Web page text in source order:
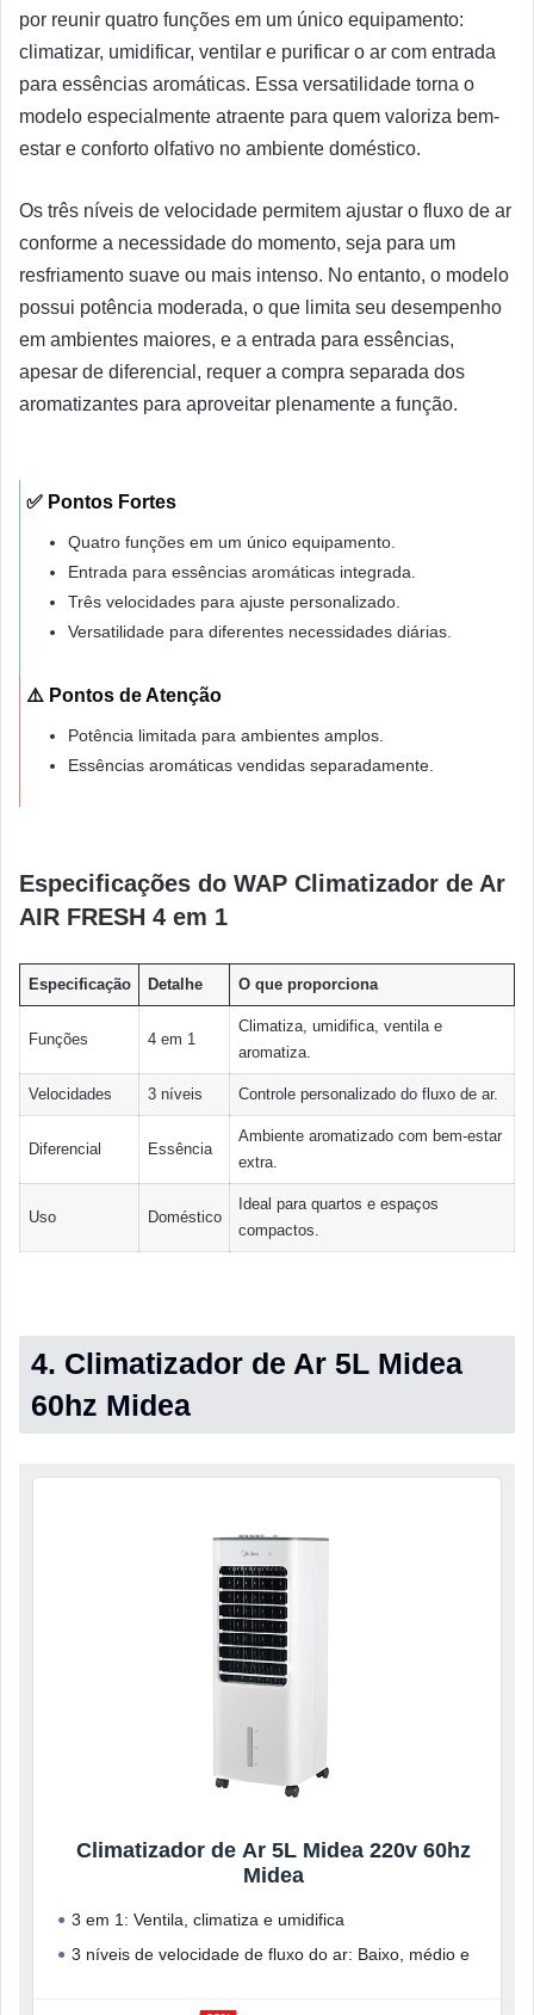
por reunir quatro funções em um único equipamento:
climatizar, umidificar, ventilar e purificar o ar com entrada
para essências aromáticas. Essa versatilidade torna o
modelo especialmente atraente para quem valoriza bem-
estar e conforto olfativo no ambiente doméstico.
Os três níveis de velocidade permitem ajustar o fluxo de ar
conforme a necessidade do momento, seja para um
resfriamento suave ou mais intenso. No entanto, o modelo
possui potência moderada, o que limita seu desempenho
em ambientes maiores, e a entrada para essências,
apesar de diferencial, requer a compra separada dos
aromatizantes para aproveitar plenamente a função.
✅ Pontos Fortes
Quatro funções em um único equipamento.
Entrada para essências aromáticas integrada.
Três velocidades para ajuste personalizado.
Versatilidade para diferentes necessidades diárias.
⚠️ Pontos de Atenção
Potência limitada para ambientes amplos.
Essências aromáticas vendidas separadamente.
Especificações do WAP Climatizador de Ar
AIR FRESH 4 em 1
Especificação Detalhe O que proporciona
Funções 4 em 1
Climatiza, umidifica, ventila e
aromatiza.
Velocidades 3 níveis Controle personalizado do fluxo de ar.
Diferencial Essência
Ambiente aromatizado com bem-estar
extra.
Uso Doméstico
Ideal para quartos e espaços
compactos.
4. Climatizador de Ar 5L Midea
60hz Midea
Climatizador de Ar 5L Midea 220v 60hz
Midea
3 em 1: Ventila, climatiza e umidifica
3 níveis de velocidade de fluxo do ar: Baixo, médio e